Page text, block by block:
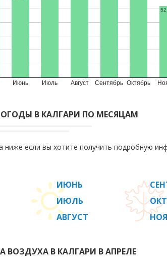
Июнь Июль Август Сентябрь Октябрь
В КАЛГАРИ ПО МЕСЯЦАМ
ниже если вы хотите получить подробную
ИЮНЬ
ИЮЛЬ
АВГУСТ
ВОЗДУХА В КАЛГАРИ В АПРЕЛЕ